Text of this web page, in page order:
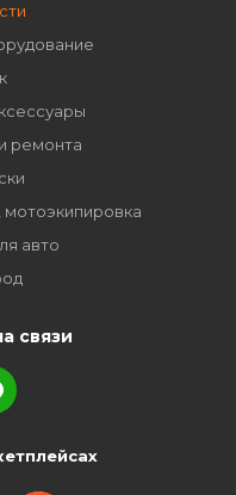
ремонта
мотоэкипировка
авто
связи